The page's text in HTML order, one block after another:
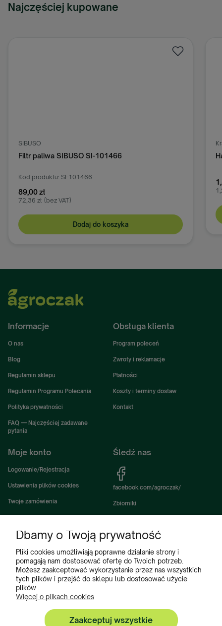
Najczęściej kupowane
SIBUSO
Filtr paliwa SIBUSO SI-101466
Kod produktu: SI-101466
89,00 zł
72,36 zł (bez VAT)
Dodaj do koszyka
Informacje
O nas
Blog
Regulamin sklepu
Regulamin Programu Polecania
Polityka prywatności
FAQ — Najczęściej zadawane
pytania
Obsługa klienta
Program poleceń
Zwroty i reklamacje
Płatności
Koszty i terminy dostaw
Kontakt
Moje konto
Logowanie/Rejestracja
Ustawienia plików cookies
Twoje zamówienia
Ulubione
Śledź nas
facebook.com/agroczak/
Zbiorniki
Akcesoria i wyposażenie zbiorników
Zbiorniki na deszczówkę
Częsci do maszyn rolniczych
Części do ciągników
Dbamy o Twoją prywatność
Pliki cookies umożliwiają poprawne działanie strony i
pomagają nam dostosować ofertę do Twoich potrzeb.
Możesz zaakceptować wykorzystanie przez nas wszystkich
tych plików i przejść do sklepu lub dostosować użycie
plików.
Więcej o plikach cookies
Zaakceptuj wszystkie